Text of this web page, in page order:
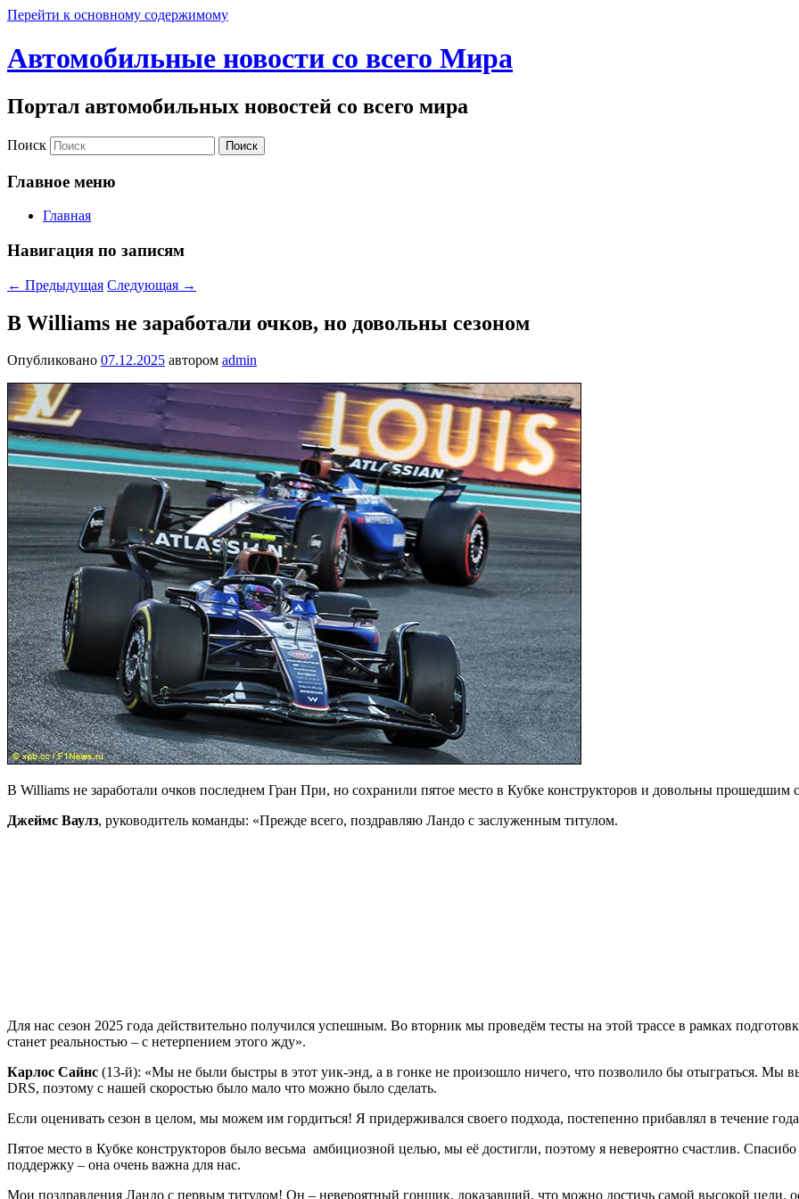
Перейти к основному содержимому
Автомобильные новости со всего Мира
Портал автомобильных новостей со всего мира
Поиск
Главное меню
Главная
Навигация по записям
← Предыдущая Следующая →
В Williams не заработали очков, но довольны сезоном
Опубликовано 07.12.2025 автором admin
В Williams не заработали очков последнем Гран При, но сохранили пятое место в Кубке конструкторов и довольны прошедшим
Джеймс Ваулз, руководитель команды: «Прежде всего, поздравляю Ландо с заслуженным титулом.
Для нас сезон 2025 года действительно получился успешным. Во вторник мы проведём тесты на этой трассе в рамках
станет реальностью – с нетерпением этого жду».
Карлос Сайнс (13-й): «Мы не были быстры в этот уик-энд, а в гонке не произошло ничего, что позволило бы отыграться. Мы
DRS, поэтому с нашей скоростью было мало что можно было сделать.
Если оценивать сезон в целом, мы можем им гордиться! Я придерживался своего подхода, постепенно прибавлял в течение
Пятое место в Кубке конструкторов было весьма амбициозной целью, мы её достигли, поэтому я невероятно счастлив.
поддержку – она очень важна для нас.
Мои поздравления Ландо с первым титулом! Он – невероятный гонщик, доказавший, что можно достичь самой высокой цели,